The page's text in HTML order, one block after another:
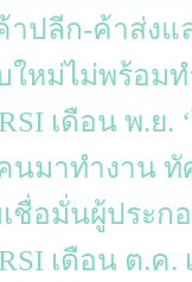
าปลีก-ค้าส่งแ
ใหม่ไม่พร้อม
เดือน พ.ย.
นมาทำงาน
ชื่อมั่นผู้ประก
เดือน ต.ค.